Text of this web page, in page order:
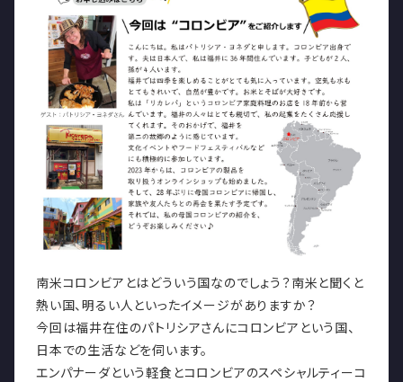
南米コロンビアとはどういう国なのでしょう？南米と聞くと
熱い国、明るい人といったイメージがありますか？
今回は福井在住のパトリシアさんにコロンビアという国、
日本での生活などを伺います。
エンパナーダという軽食とコロンビアのスペシャルティーコ